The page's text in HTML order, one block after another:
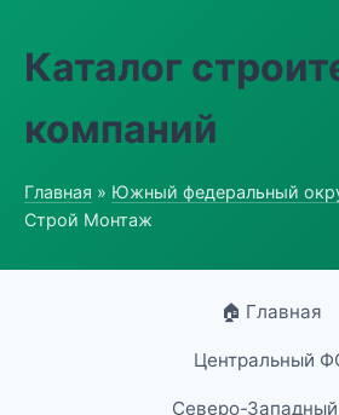
Каталог
компаний
Главная » Южный федеральный
Строй Монтаж
🏠 Главная
Центральный
Северо-